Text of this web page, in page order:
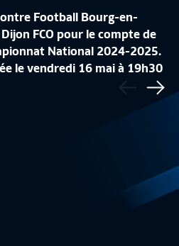
Football Bourg-en-
FCO pour le compte de
National 2024-2025.
le vendredi 16 mai à 19h30
Le feuilleton du N1 est à
PrécédentJ34 | FBBP01 –